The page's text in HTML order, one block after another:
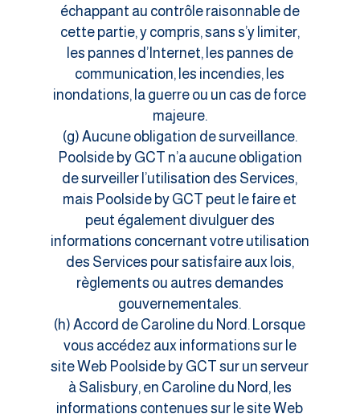
échappant au contrôle raisonnable de
cette partie, y compris, sans s’y limiter,
les pannes d’Internet, les pannes de
communication, les incendies, les
inondations, la guerre ou un cas de force
majeure.
(g) Aucune obligation de surveillance.
Poolside by GCT n’a aucune obligation
de surveiller l’utilisation des Services,
mais Poolside by GCT peut le faire et
peut également divulguer des
informations concernant votre utilisation
des Services pour satisfaire aux lois,
règlements ou autres demandes
gouvernementales.
(h) Accord de Caroline du Nord. Lorsque
vous accédez aux informations sur le
site Web Poolside by GCT sur un serveur
à Salisbury, en Caroline du Nord, les
informations contenues sur le site Web